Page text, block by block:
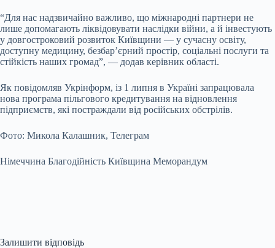
“Для нас надзвичайно важливо, що міжнародні партнери не
лише допомагають ліквідовувати наслідки війни, а й інвестують
у довгостроковий розвиток Київщини — у сучасну освіту,
доступну медицину, безбар’єрний простір, соціальні послуги та
стійкість наших громад”, — додав керівник області.
Як повідомляв Укрінформ, із 1 липня в Україні запрацювала
нова програма пільгового кредитування на відновлення
підприємств, які постраждали від російських обстрілів.
Фото: Микола Калашник, Телеграм
Німеччина Благодійність Київщина Меморандум
Залишити відповідь